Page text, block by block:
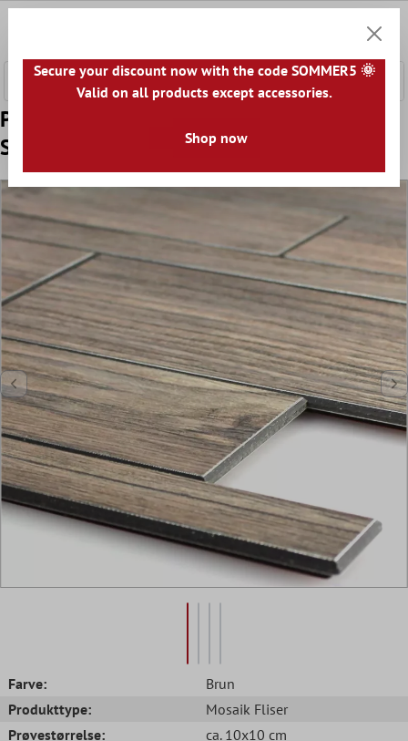
Prøve Imiteret Træ Mosaik Fliser Richland
Selvklæbende Brun
Farve:
Brun
Produkttype:
Mosaik Fliser
Prøvestørrelse:
ca. 10x10 cm
Secure your discount now with the code SOMMER5 🌞
Valid on all products except accessories.
Shop now